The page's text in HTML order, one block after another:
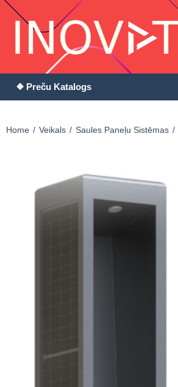
❖ Preču Katalogs
Home Veikals Saules Paneļu Sistēmas